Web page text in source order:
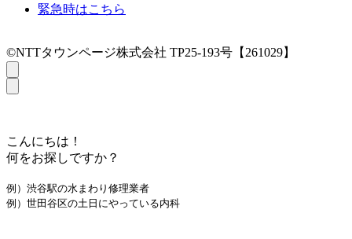
緊急時はこちら
©NTTタウンページ株式会社 TP25-193号【261029】
こんにちは！
何をお探しですか？
例）渋谷駅の水まわり修理業者
例）世田谷区の土日にやっている内科